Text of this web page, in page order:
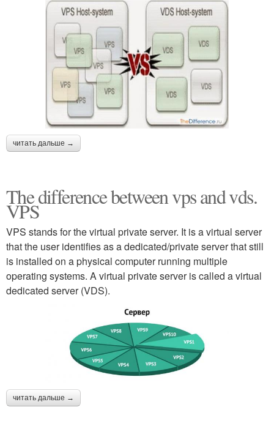
читать дальше →
The difference between vps and vds.
VPS
VPS stands for the virtual private server. It is a virtual server
that the user identifies as a dedicated/private server that still
is installed on a physical computer running multiple
operating systems. A virtual private server is called a virtual
dedicated server (VDS).
читать дальше →